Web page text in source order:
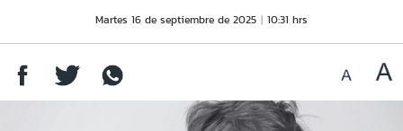
Martes 16 de septiembre de 2025 10:31 hrs